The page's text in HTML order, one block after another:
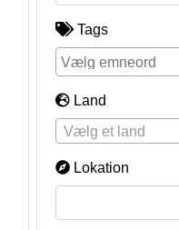
Tags
Land
Vælg et land
Lokation